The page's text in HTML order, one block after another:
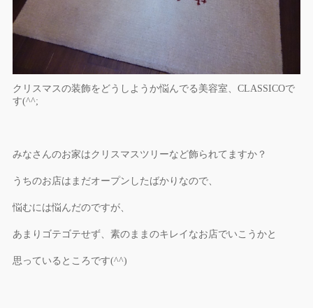
クリスマスの装飾をどうしようか悩んでる美容室、CLASSICOで
す(^^;
みなさんのお家はクリスマスツリーなど飾られてますか？
うちのお店はまだオープンしたばかりなので、
悩むには悩んだのですが、
あまりゴテゴテせず、素のままのキレイなお店でいこうかと
思っているところです(^^)